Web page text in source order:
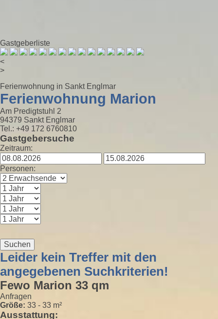
Gastgeberliste
<
>
Ferienwohnung in Sankt Englmar
Ferienwohnung Marion
Am Predigtstuhl 2
94379 Sankt Englmar
Tel.: +49 172 6760810
Gastgebersuche
Zeitraum:
Personen:
Suchen
Leider kein Treffer mit den
angegebenen Suchkriterien!
Fewo Marion 33 qm
Anfragen
Größe: 33 - 33 m²
Ausstattung: